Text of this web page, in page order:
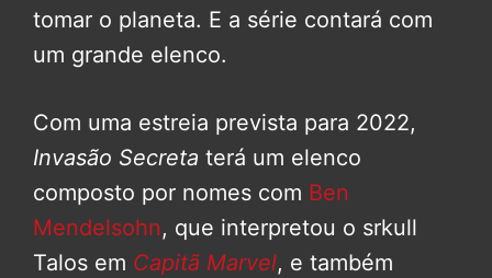
tomar o planeta. E a série contará com
um grande elenco.
Com uma estreia prevista para 2022,
Invasão Secreta terá um elenco
composto por nomes com Ben
Mendelsohn, que interpretou o srkull
Talos em Capitã Marvel, e também